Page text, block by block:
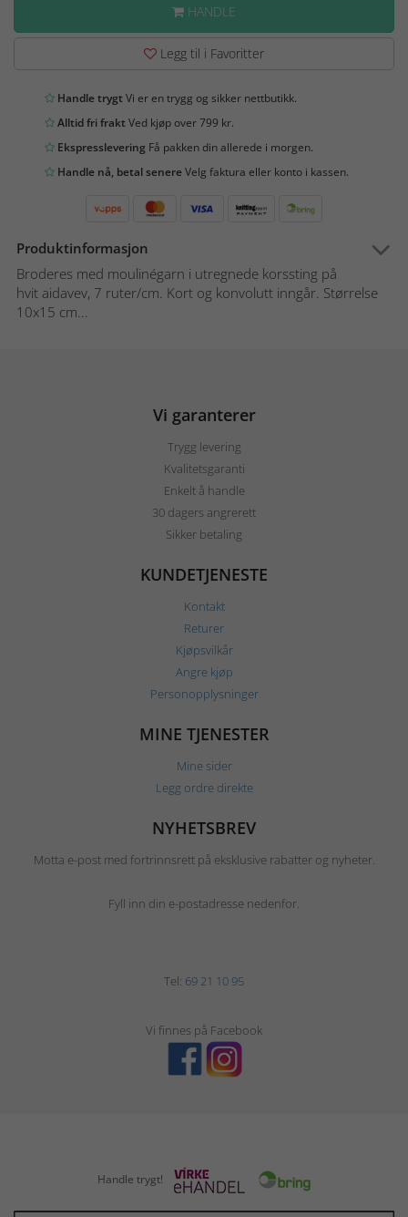
HANDLE
Legg til i Favoritter
Handle trygtVi er en trygg og sikker nettbutikk.
Alltid fri fraktVed kjøp over 799 kr.
Ekspresslevering Få pakken din allerede i morgen.
Handle nå, betal senereVelg faktura eller konto i kassen.
Produktinformasjon
Broderes med moulinégarn i utregnede korssting på
hvit aidavev, 7 ruter/cm. Kort og konvolutt inngår. Størrelse
10x15 cm...
Vi garanterer
Trygg levering
Kvalitetsgaranti
Enkelt å handle
30 dagers angrerett
Sikker betaling
KUNDETJENESTE
Kontakt
Returer
Kjøpsvilkår
Angre kjøp
Personopplysninger
MINE TJENESTER
Mine sider
Legg ordre direkte
NYHETSBREV
Motta e-post med fortrinnsrett på eksklusive rabatter og nyheter.
Fyll inn din e-postadresse nedenfor.
Tel: 69 21 10 95
Vi finnes på Facebook
Handle trygt!